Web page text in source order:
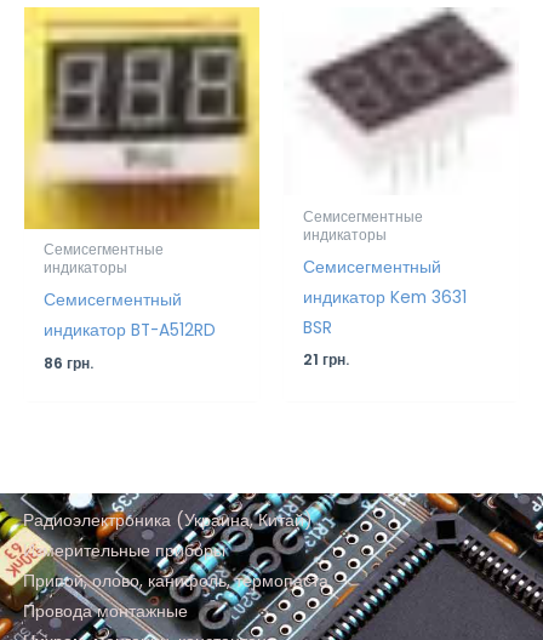
Семисегментные
индикаторы
Семисегментный
индикатор BT-A512RD
86грн.
Семисегментные
индикаторы
Семисегментный
индикатор Kem 3631
BSR
21грн.
Радиоэлектроника (Украина, Китай)
Измерительные приборы
Припой, олово, канифоль, термопаста
Провода монтажные